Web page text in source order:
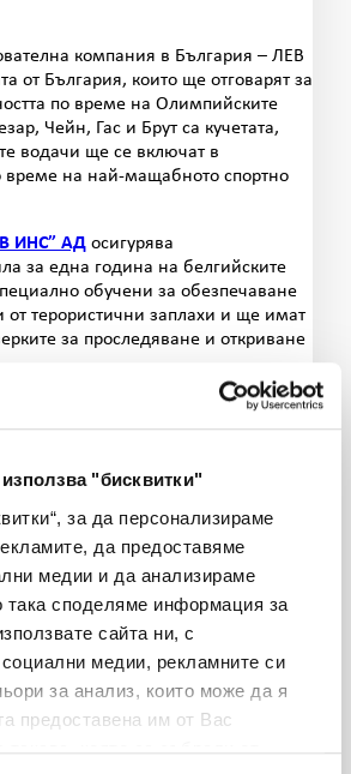
"бисквитки"
за да персонализираме
да предоставяме
медии и да анализираме
споделяме информация за
сайта ни, с
социални медии, рекламните си
за анализ, които може да я
предоставена им от Вас
компания в България – ЛЕВ
от България, които ще отговарят за
по време на Олимпийските
Чейн, Гас и Брут са кучетата,
водачи ще се включат в
време на най-мащабното спортно
ИНС” АД осигурява
за една година на белгийските
обучени за обезпечаване
терористични заплахи и ще имат
за проследяване и откриване
със специализиран транспорт за
екипи от други държави ще се
за осигуряване на мерките за
което начало ще бъде
са специално обучени и
специални тестове за
на българските състезатели, които
игри в Париж!